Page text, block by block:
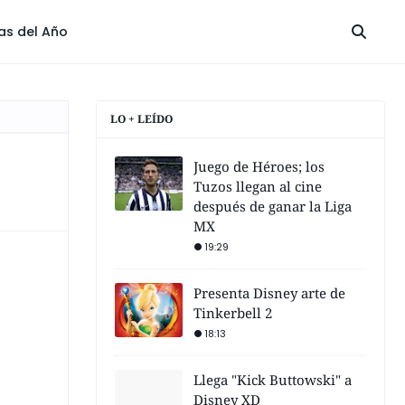
del Año
LO + LEÍDO
Juego de Héroes; los
Tuzos llegan al cine
después de ganar la Liga
MX
19:29
Presenta Disney arte de
Tinkerbell 2
18:13
Llega "Kick Buttowski" a
Disney XD